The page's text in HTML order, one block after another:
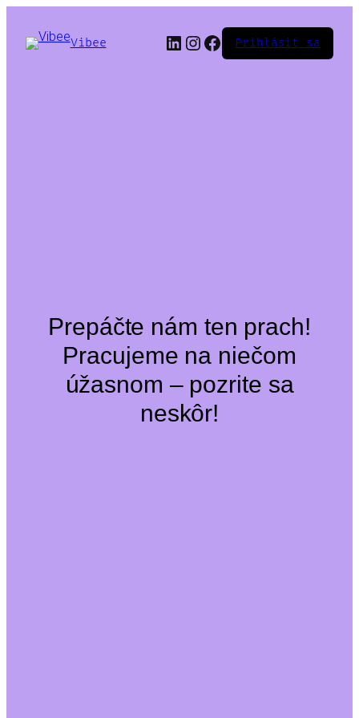
Vibee LinkedIn
Instagram
Facebook
Prihlásiť sa
Prepáčte nám ten prach!
Pracujeme na niečom
úžasnom – pozrite sa
neskôr!